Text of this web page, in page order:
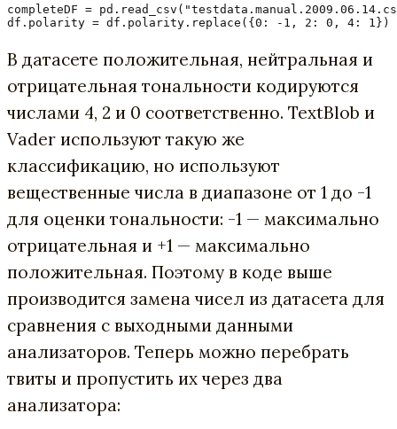
completeDF =
df.polarity = df.polarity.replace({0: -1, 2: 0, 4: 1})
В датасете положительная, нейтральная и
отрицательная тональности кодируются
числами 4, 2 и 0 соответственно. TextBlob и
Vader используют такую же
классификацию, но используют
вещественные числа в диапазоне от 1 до -1
для оценки тональности: -1 — максимально
отрицательная и +1 — максимально
положительная. Поэтому в коде выше
производится замена чисел из датасета для
сравнения с выходными данными
анализаторов. Теперь можно перебрать
твиты и пропустить их через два
анализатора: